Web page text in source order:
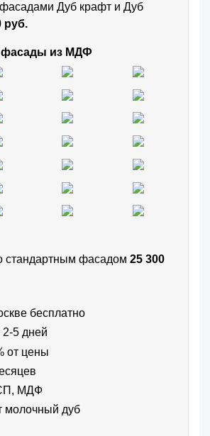
Дуб крафт и Дуб
руб.
фасады из МДФ
стандартным фасадом 25 300
бесплатно
2-5 дней
от цены
МДФ
молочный дуб